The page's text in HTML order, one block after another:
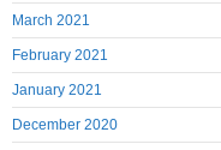
March 2021
February 2021
January 2021
December 2020